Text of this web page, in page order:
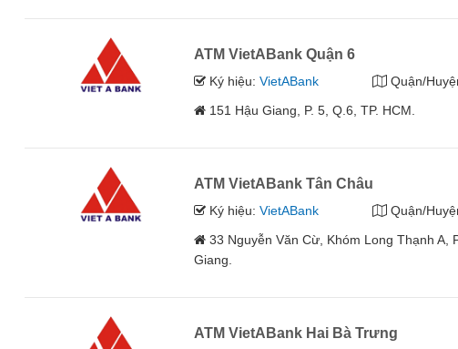
ATM VietABank Quận 6
Ký hiệu:VietABank Quận/
151 Hậu Giang, P. 5, Q.6, TP. HCM.
ATM VietABank Tân Châu
Ký hiệu:VietABank Quận/
33 Nguyễn Văn Cừ, Khóm Long Thạnh A,
Giang.
ATM VietABank Hai Bà Trưng